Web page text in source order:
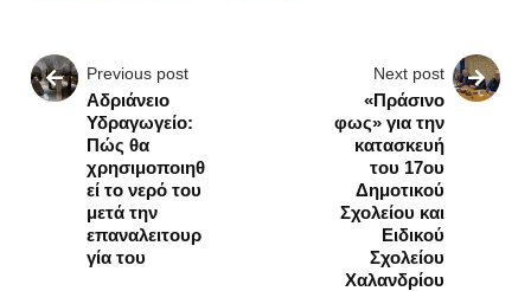
Previous post
Αδριάνειο
Υδραγωγείο:
Πώς θα
χρησιμοποιηθ
εί το νερό του
μετά την
επαναλειτουρ
γία του
Next post
«Πράσινο
φως» για την
κατασκευή
του 17ου
Δημοτικού
Σχολείου και
Ειδικού
Σχολείου
Χαλανδρίου